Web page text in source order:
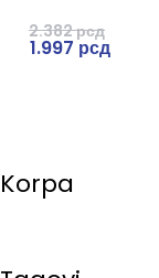
2.382рсд
1.997рсд
Korpa